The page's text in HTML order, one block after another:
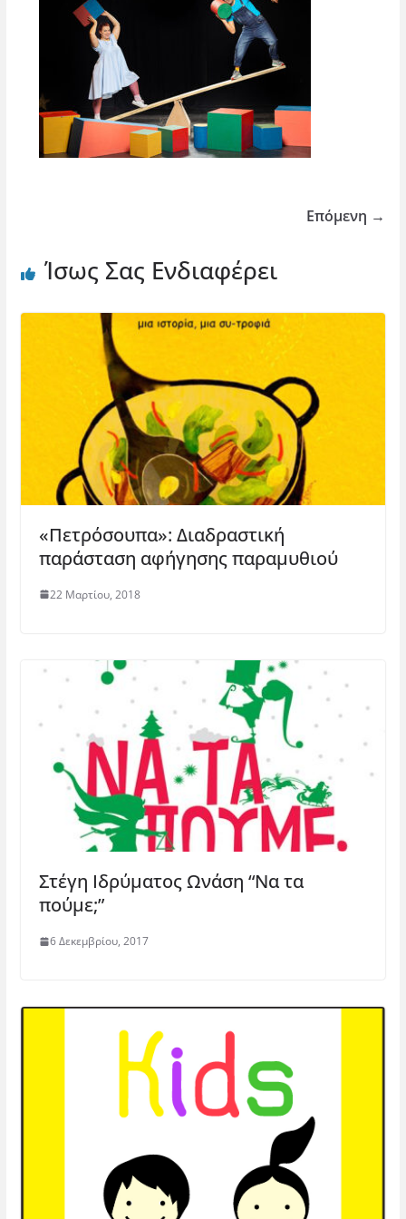
Επόμενη →
Ίσως Σας Ενδιαφέρει
«Πετρόσουπα»: Διαδραστική
παράσταση αφήγησης παραμυθιού
22 Μαρτίου, 2018
Στέγη Ιδρύματος Ωνάση “Να τα
πούμε;”
6 Δεκεμβρίου, 2017